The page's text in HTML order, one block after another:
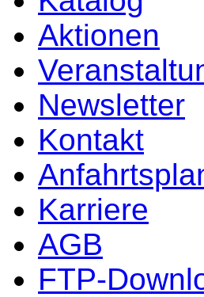
Aktionen
Newsletter
Kontakt
Karriere
AGB
FTP-